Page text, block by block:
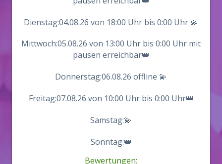
Dienstag:04.08.26 von 18:00 Uhr bis 0:00 Uhr 💫
Mittwoch:05.08.26 von 13:00 Uhr bis 0:00 Uhr mit
pausen erreichbar👑
Donnerstag:06.08.26 offline 💫
Freitag:07.08.26 von 10:00 Uhr bis 0:00 Uhr👑
Samstag:💫
Sonntag:👑
Bewertungen: